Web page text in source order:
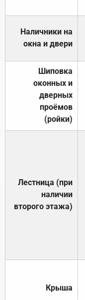
Наличники на
окна и двери
Шиповка
оконных и
дверных
проёмов
(ройки)
Лестница (при
наличии
второго этажа)
Крыша